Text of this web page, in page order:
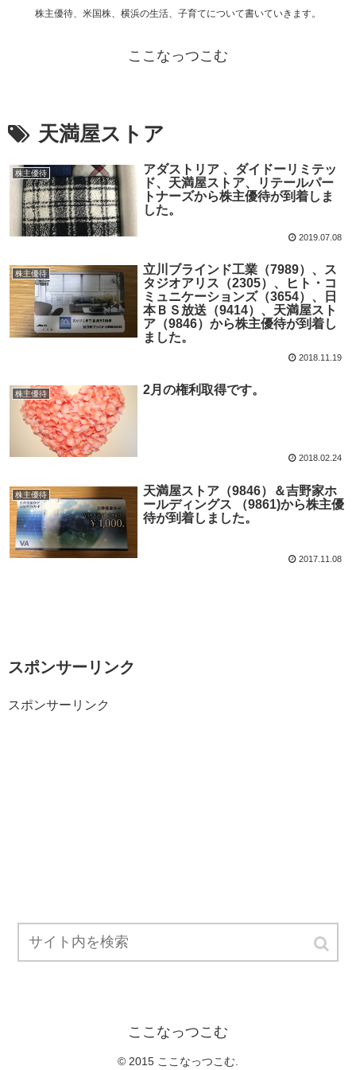
株主優待、米国株、横浜の生活、子育てについて書いていきます。
ここなっつこむ
天満屋ストア
株主優待
アダストリア 、ダイドーリミテッ
ド、天満屋ストア、リテールパー
トナーズから株主優待が到着しま
した。
2019.07.08
株主優待
立川ブラインド工業（7989）、ス
タジオアリス（2305）、ヒト・コ
ミュニケーションズ（3654）、日
本ＢＳ放送（9414）、天満屋スト
ア（9846）から株主優待が到着し
ました。
2018.11.19
株主優待 2月の権利取得です。
2018.02.24
株主優待
天満屋ストア（9846）＆吉野家ホ
ールディングス （9861)から株主優
待が到着しました。
2017.11.08
スポンサーリンク
スポンサーリンク
ここなっつこむ
© 2015 ここなっつこむ.